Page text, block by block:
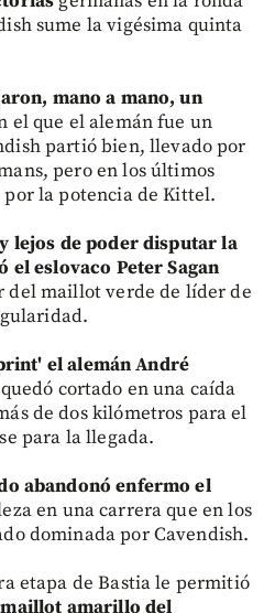
sume la vigésima quinta
mano a mano, un
el que el alemán fue un
partió bien, llevado por
pero en los últimos
la potencia de Kittel.
lejos de poder disputar la
eslovaco Peter Sagan
del maillot verde de líder de
el alemán André
cortado en una caída
de dos kilómetros para el
para la llegada.
abandonó enfermo el
en una carrera que en los
dominada por Cavendish.
etapa de Bastia le permitió
amarillo del